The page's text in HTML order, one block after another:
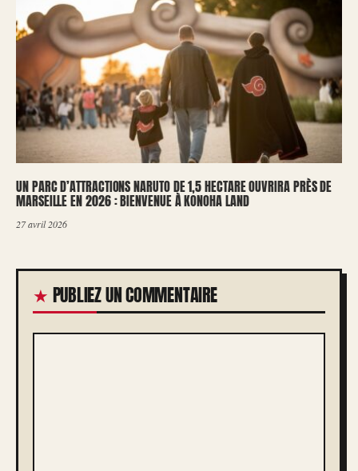
UN PARC D’ATTRACTIONS NARUTO DE 1,5 HECTARE OUVRIRA PRÈS DE
MARSEILLE EN 2026 : BIENVENUE À KONOHA LAND
27 avril 2026
PUBLIEZ UN COMMENTAIRE
COMMENTAIRE